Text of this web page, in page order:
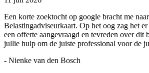
Een korte zoektocht op google bracht me naar
Belastingadviseurkaart. Op het oog zag het
een offerte aangevraagd en tevreden over
jullie hulp om de juiste professional voor de
- Nienke van den Bosch